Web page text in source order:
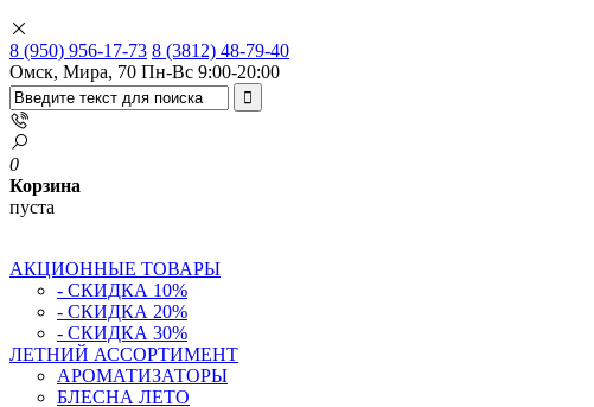
8 (950) 956-17-73 8 (3812) 48-79-40
Омск, Мира, 70 Пн-Вс 9:00-20:00
0
Корзина
пуста
АКЦИОННЫЕ ТОВАРЫ
- СКИДКА 10%
- СКИДКА 20%
- СКИДКА 30%
ЛЕТНИЙ АССОРТИМЕНТ
АРОМАТИЗАТОРЫ
БЛЕСНА ЛЕТО